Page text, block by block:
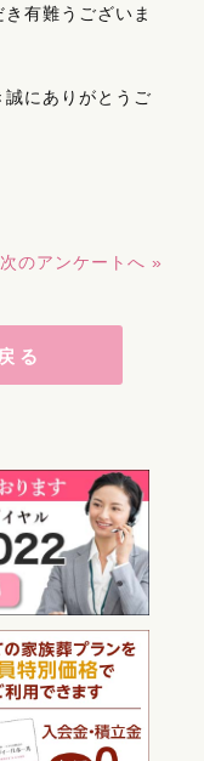
有難うございま
にありがとうご
次のアンケートへ »
る